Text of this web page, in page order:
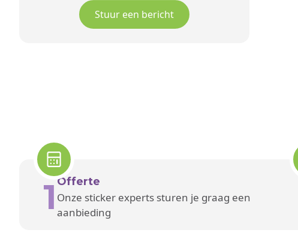
Stuur een bericht
1 Offerte
Onze sticker experts sturen je graag een
aanbieding